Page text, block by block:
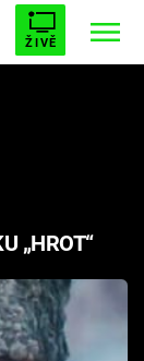
ŽIVĚ
„HROT“